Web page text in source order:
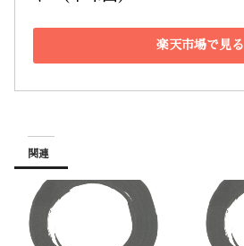
楽天市場で見る
関連